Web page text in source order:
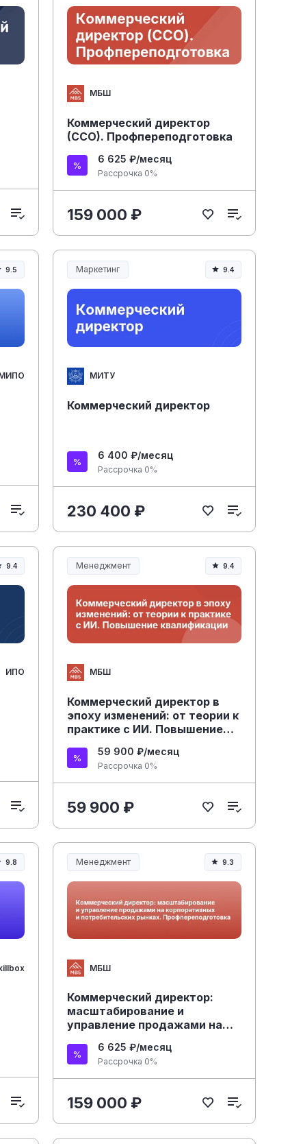
МБШ
Коммерческий директор
(CCO). Профпереподготовка
6 625 ₽/месяц
Рассрочка 0%
159 000 ₽
9.5 Маркетинг 9.4
МИТУ
Коммерческий директор
6 400 ₽/месяц
Рассрочка 0%
230 400 ₽
9.4
ИПО
Менеджмент
Менеджмент и управление
9.4
МБШ
Коммерческий директор в
эпоху изменений: от теории к
практике с ИИ. Повышение
59 900 ₽/месяц
Рассрочка 0%
59 900 ₽
9.8 Менеджмент
Менеджмент и управление
9.3
МБШ
Коммерческий директор:
масштабирование и
управление продажами на
потребительских рынках.
Профпереподготовка
6 625 ₽/месяц
Рассрочка 0%
159 000 ₽